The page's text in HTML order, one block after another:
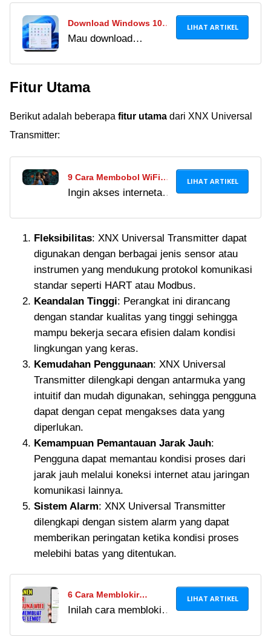
Download Windows 10
Pro 32/64 Bit Terbaru
Mau download
mudah? Ikuti cara
ISO terbaru gratis
LIHAT ARTIKEL
Fitur Utama
Berikut adalah beberapa fitur utama dari XNX Universal
Transmitter:
9 Cara Membobol WiFi
dengan HP Tanpa Root &
Ingin akses internetan
WiFi dengan HP tanpa
root dan laptop berikut
ini untuk tahu
tutorialnya.
LIHAT ARTIKEL
Fleksibilitas: XNX Universal Transmitter dapat
digunakan dengan berbagai jenis sensor atau
instrumen yang mendukung protokol komunikasi
standar seperti HART atau Modbus.
Keandalan Tinggi: Perangkat ini dirancang
dengan standar kualitas yang tinggi sehingga
mampu bekerja secara efisien dalam kondisi
lingkungan yang keras.
Kemudahan Penggunaan: XNX Universal
Transmitter dilengkapi dengan antarmuka yang
intuitif dan mudah digunakan, sehingga pengguna
dapat dengan cepat mengakses data yang
diperlukan.
Kemampuan Pemantauan Jarak Jauh:
Pengguna dapat memantau kondisi proses dari
jarak jauh melalui koneksi internet atau jaringan
komunikasi lainnya.
Sistem Alarm: XNX Universal Transmitter
dilengkapi dengan sistem alarm yang dapat
memberikan peringatan ketika kondisi proses
melebihi batas yang ditentukan.
6 Cara Memblokir
Pengguna WiFi Ilegal
Inilah cara memblokir
LIHAT ARTIKEL